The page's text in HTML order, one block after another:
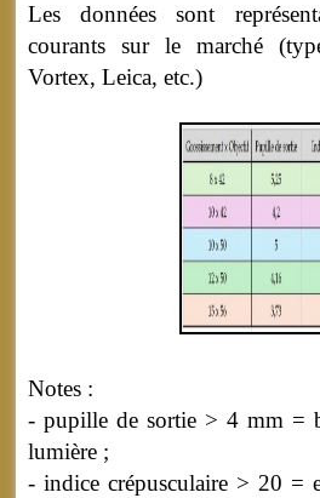
Les données sont
courants sur le marché
Vortex, Leica, etc.)
Notes :
- pupille de sortie > 4 mm =
lumière ;
- indice crépusculaire > 20 =